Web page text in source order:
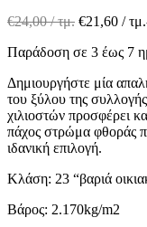
€24,00/ τμ. €21,60 / τμ.
Παράδοση σε 3 έως 7
Δημιουργήστε μία
του ξύλου της
χιλιοστών προσφέρει
πάχος στρώμα φθοράς
ιδανική επιλογή.
Κλάση: 23 “βαριά
Βάρος: 2.170kg/m2